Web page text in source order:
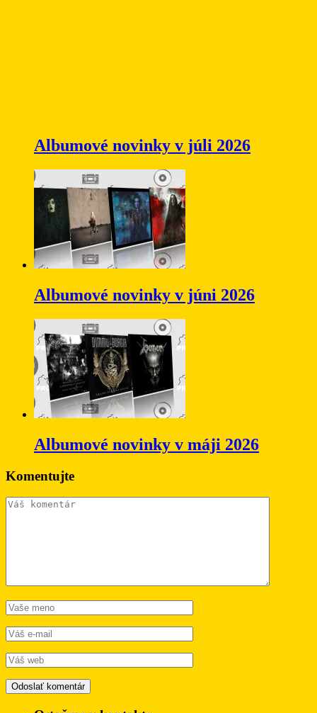
Albumové novinky v júli 2026
Albumové novinky v júni 2026
Albumové novinky v máji 2026
Komentujte